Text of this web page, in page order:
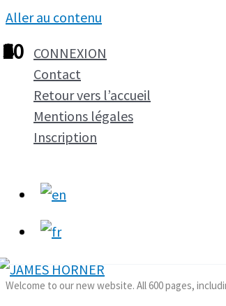
Aller au contenu
CONNEXION
Contact
Retour vers l’accueil
Mentions légales
Inscription
Welcome to our new website. All 600 pages,
1
2
3
4
5
6
7
8
9
10